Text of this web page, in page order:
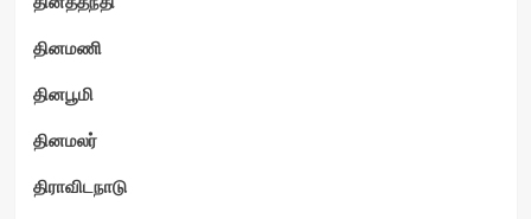
தினமணி
தினபூமி
தினமலர்
திராவிடநாடு